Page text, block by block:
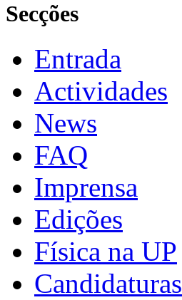
Secções
Entrada
Actividades
News
FAQ
Imprensa
Edições
Física na UP
Candidaturas